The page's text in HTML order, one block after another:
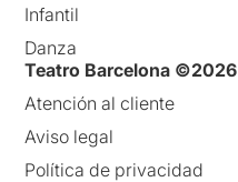
Infantil
Danza
Teatro Barcelona ©2026
Atención al cliente
Aviso legal
Política de privacidad